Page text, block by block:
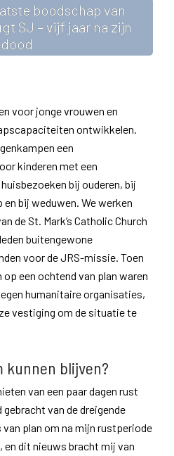
boodschap van
SJ – vijf jaar na zijn
dood
voor jonge vrouwen en
ontwikkelen.
een
kinderen met een
bij ouderen, bij
bij weduwen. We werken
de St. Mark’s Catholic Church
buitengewone
voor de JRS-missie. Toen
een ochtend van plan waren
humanitaire organisaties,
vestiging om de situatie te
kunnen blijven?
van een paar dagen rust
van de dreigende
van plan om na mijn rustperiode
en dit nieuws bracht mij van